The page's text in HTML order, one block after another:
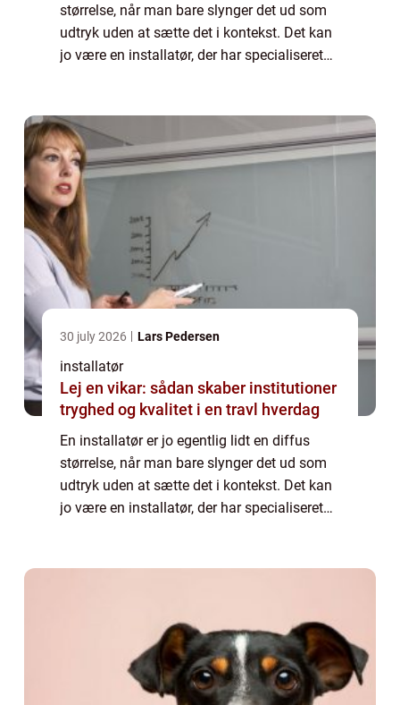
størrelse, når man bare slynger det ud som
udtryk uden at sætte det i kontekst. Det kan
jo være en installatør, der har specialiseret
30 july 2026 Lars Pedersen
installatør
Lej en vikar: sådan skaber institutioner
tryghed og kvalitet i en travl hverdag
En installatør er jo egentlig lidt en diffus
størrelse, når man bare slynger det ud som
udtryk uden at sætte det i kontekst. Det kan
jo være en installatør, der har specialiseret